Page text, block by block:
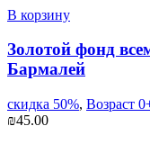
В корзину
Золотой фонд
Бармалей
скидка 50%, Возраст
₪45.00